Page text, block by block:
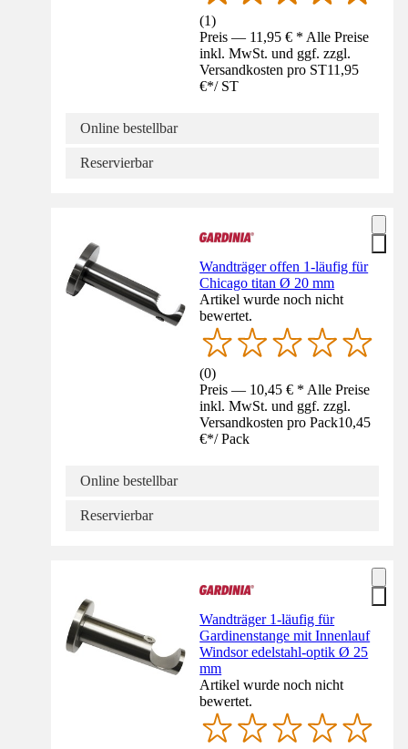
(1)
Preis — 11,95 € * Alle Preise
inkl. MwSt. und ggf. zzgl.
Versandkosten pro ST11,95
€*/ ST
Online bestellbar
Reservierbar
Wandträger offen 1-läufig für
Chicago titan Ø 20 mm
Artikel wurde noch nicht
bewertet.
(0)
Preis — 10,45 € * Alle Preise
inkl. MwSt. und ggf. zzgl.
Versandkosten pro Pack10,45
€*/ Pack
Online bestellbar
Reservierbar
Wandträger 1-läufig für
Gardinenstange mit Innenlauf
Windsor edelstahl-optik Ø 25
mm
Artikel wurde noch nicht
bewertet.